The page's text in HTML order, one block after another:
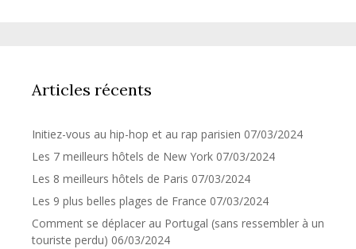
Articles récents
Initiez-vous au hip-hop et au rap parisien 07/03/2024
Les 7 meilleurs hôtels de New York 07/03/2024
Les 8 meilleurs hôtels de Paris 07/03/2024
Les 9 plus belles plages de France 07/03/2024
Comment se déplacer au Portugal (sans ressembler à un
touriste perdu) 06/03/2024